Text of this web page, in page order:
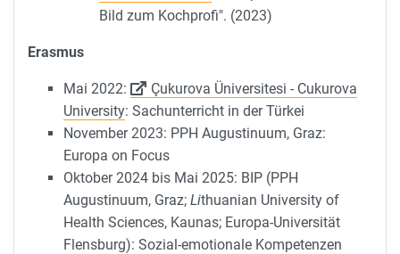
Bild zum Kochprofi". (2023)
Erasmus
Mai 2022:
Çukurova Üniversitesi - Cukurova
University: Sachunterricht in der Türkei
November 2023: PPH Augustinuum, Graz:
Europa on Focus
Oktober 2024 bis Mai 2025: BIP (PPH
Augustinuum, Graz; Lithuanian University of
Health Sciences, Kaunas; Europa-Universität
Flensburg): Sozial-emotionale Kompetenzen